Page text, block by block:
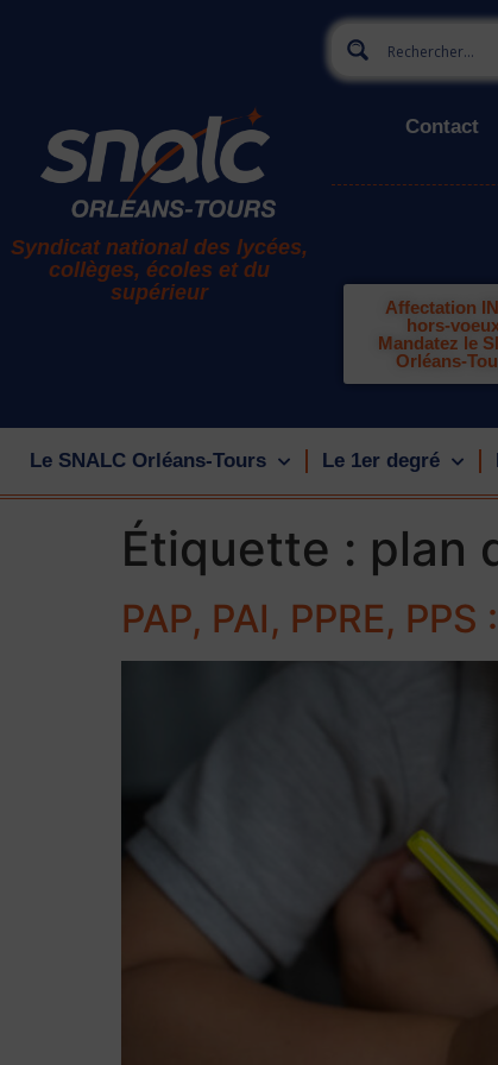
Syndicat national des lycées,
collèges, écoles et du
supérieur
Contact
Affectation
hors-
Mandatez le
Orléans-
Le SNALC Orléans-Tours Le 1er degré
Étiquette : plan
PAP, PAI, PPRE,